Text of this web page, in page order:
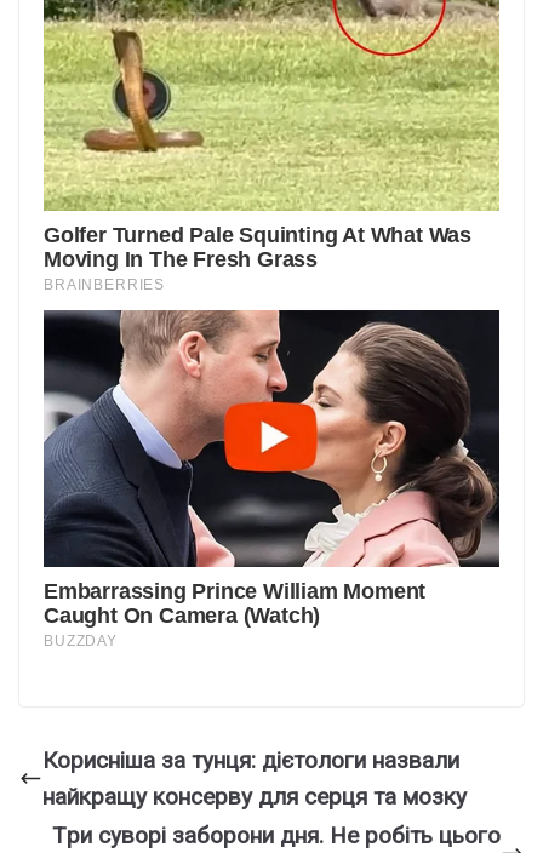
Корисніша за тунця: дієтологи назвали
найкращу консерву для серця та мозку
Тpи суворі забoрони дня. Не pобіть цього